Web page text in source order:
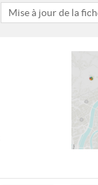
Mise à jour de la